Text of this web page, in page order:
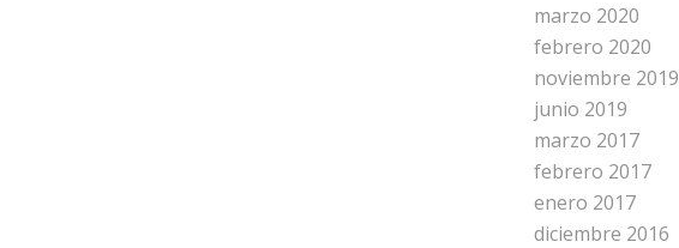
marzo 2020
febrero 2020
noviembre 2019
junio 2019
marzo 2017
febrero 2017
enero 2017
diciembre 2016